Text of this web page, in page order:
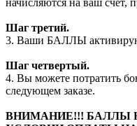
Шаг третий.
3. Ваши БАЛЛЫ
Шаг четвертый.
4. Вы можете потратить
следующем заказе.
ВНИМАНИЕ!!! БАЛЛЫ